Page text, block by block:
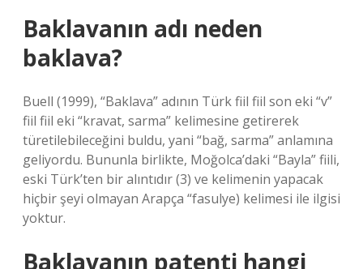
Baklavanın adı neden
baklava?
Buell (1999), “Baklava” adının Türk fiil fiil son eki “v”
fiil fiil eki “kravat, sarma” kelimesine getirerek
türetilebileceğini buldu, yani “bağ, sarma” anlamına
geliyordu. Bununla birlikte, Moğolca’daki “Bayla” fiili,
eski Türk’ten bir alıntıdır (3) ve kelimenin yapacak
hiçbir şeyi olmayan Arapça “fasulye) kelimesi ile ilgisi
yoktur.
Baklavanın patenti hangi